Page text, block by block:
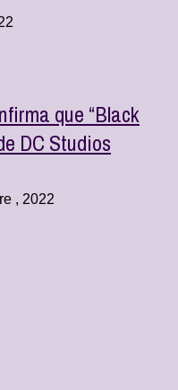
que “Black
DC Studios
, 2022